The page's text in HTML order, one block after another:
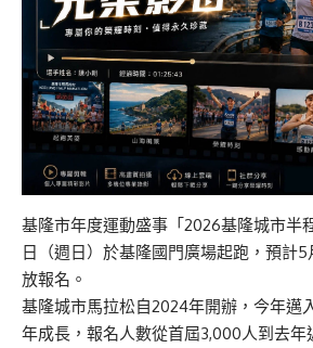
基隆市年度運動盛事「2026基隆城市半
日（週日）於基隆國門廣場起跑，預計5
放報名。
基隆城市馬拉松自2024年開辦，今年邁
年成長，報名人數從首屆3,000人到去